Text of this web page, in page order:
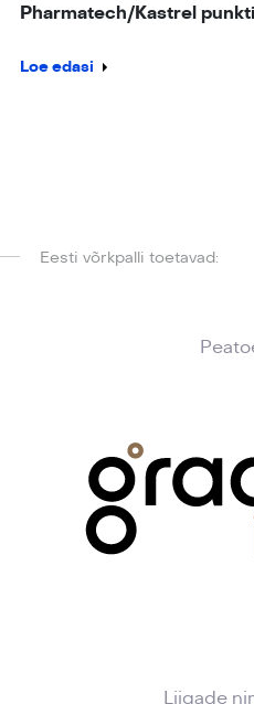
Pharmatech/Kastrel
Loe edasi
Eesti võrkpalli toetavad:
Liigade